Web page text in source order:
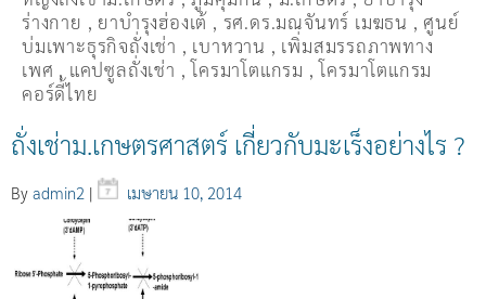
ร่างกาย , ยาบำรุงฮ่องเต้ , รศ.ดร.มณจันทร์ เมฆธน , ศูนย์
บ่มเพาะธุรกิจถั่งเช่า , เบาหวาน , เพิ่มสมรรถภาพทาง
เพศ , แคปซูลถั่งเช่า ,โครมาโตแกรม ,โครมาโตแกรม
คอร์ดี้ไทย
ถั่งเช่าม.เกษตรศาสตร์ เกี่ยวกับมะเร็งอย่างไร ?
By admin2 | เมษายน 10, 2014